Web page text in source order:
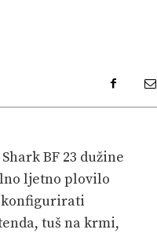
SPIZA
PRETPLATA
SHOP
BF 23 dužine
ljetno plovilo
konfigurirati
tuš na krmi,